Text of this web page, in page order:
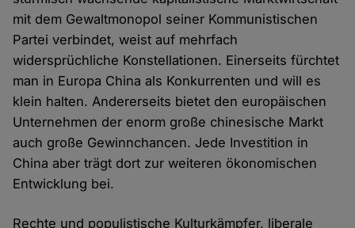
mit dem Gewaltmonopol seiner Kommunistischen
Partei verbindet, weist auf mehrfach
widersprüchliche Konstellationen. Einerseits fürchtet
man in Europa China als Konkurrenten und will es
klein halten. Andererseits bietet den europäischen
Unternehmen der enorm große chinesische Markt
auch große Gewinnchancen. Jede Investition in
China aber trägt dort zur weiteren ökonomischen
Entwicklung bei.
Rechte und populistische Kulturkämpfer, liberale